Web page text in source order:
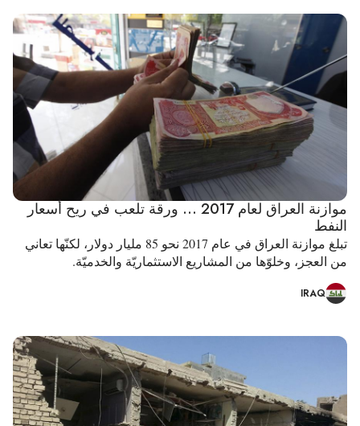
موازنة العراق لعام 2017 ... ورقة تلعب في ريح أسعار
النفط
تبلغ موازنة العراق في عام 2017 نحو 85 مليار دولار، لكنّها تعاني
من العجز، وخلوّها من المشاريع الاستثماريّة والخدميّة.
IRAQ